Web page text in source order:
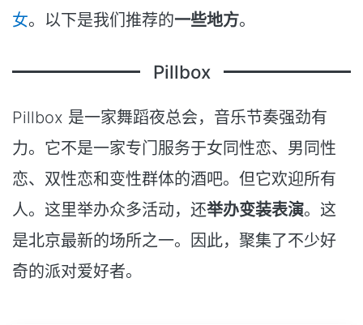
女。以下是我们推荐的一些地方。
Pillbox
Pillbox 是一家舞蹈夜总会，音乐节奏强劲有
力。它不是一家专门服务于女同性恋、男同性
恋、双性恋和变性群体的酒吧。但它欢迎所有
人。这里举办众多活动，还举办变装表演。这
是北京最新的场所之一。因此，聚集了不少好
奇的派对爱好者。